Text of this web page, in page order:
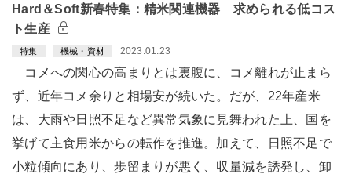
Hard＆Soft新春特集：精米関連機器 求められる低コス
ト生産
特集 機械・資材 2023.01.23
コメへの関心の高まりとは裏腹に、コメ離れが止まら
ず、近年コメ余りと相場安が続いた。だが、22年産米
は、大雨や日照不足など異常気象に見舞われた上、国を
挙げて主食用米からの転作を推進。加えて、日照不足で
小粒傾向にあり、歩留まりが悪く、収量減を誘発し、卸